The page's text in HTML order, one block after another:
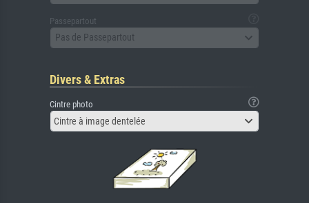
Passepartout
Pas de Passepartout
Divers & Extras
Cintre photo
Cintre à image dentelée